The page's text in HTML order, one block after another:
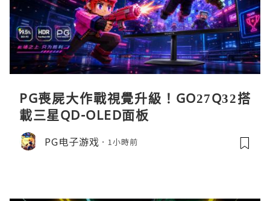
PG喪屍大作戰視覺升級！GO27Q32搭
載三星QD-OLED面板
PG电子游戏 1小時前